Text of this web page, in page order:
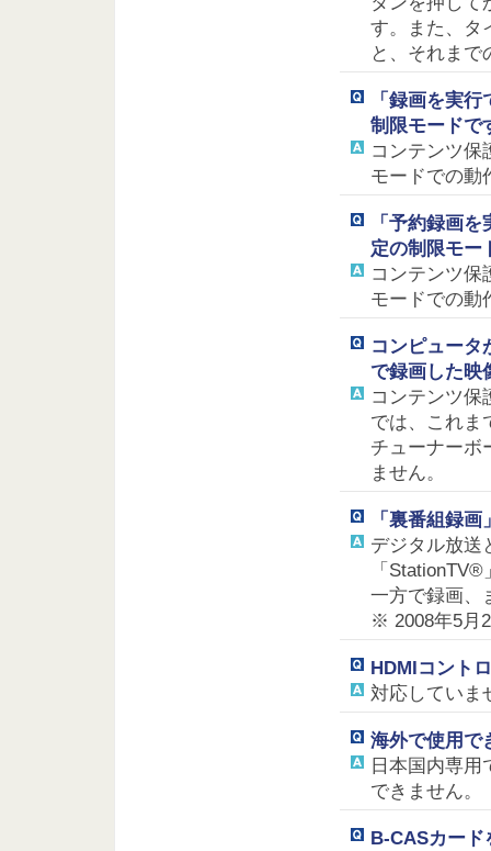
す。また、タ
と、それまで
「録画を実
制限モードで
コンテンツ保
モードでの動
「予約録画
定の制限モー
コンテンツ保
モードでの動
コンピュータ
で録画した映
コンテンツ保
では、これま
チューナーボ
ません。
「裏番組録
デジタル放送
「
一方で録画、
※ 2008年5月
HDMIコント
対応していま
海外で使用で
日本国内専
できません。
B-CASカード